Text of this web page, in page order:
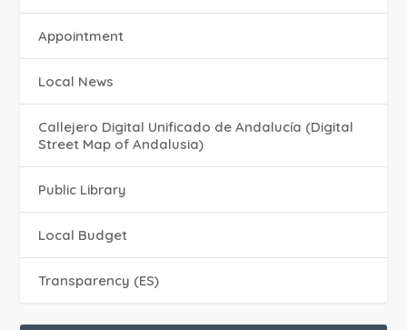
Appointment
Local News
Callejero Digital Unificado de Andalucía (Digital
Street Map of Andalusia)
Public Library
Local Budget
Transparency (ES)